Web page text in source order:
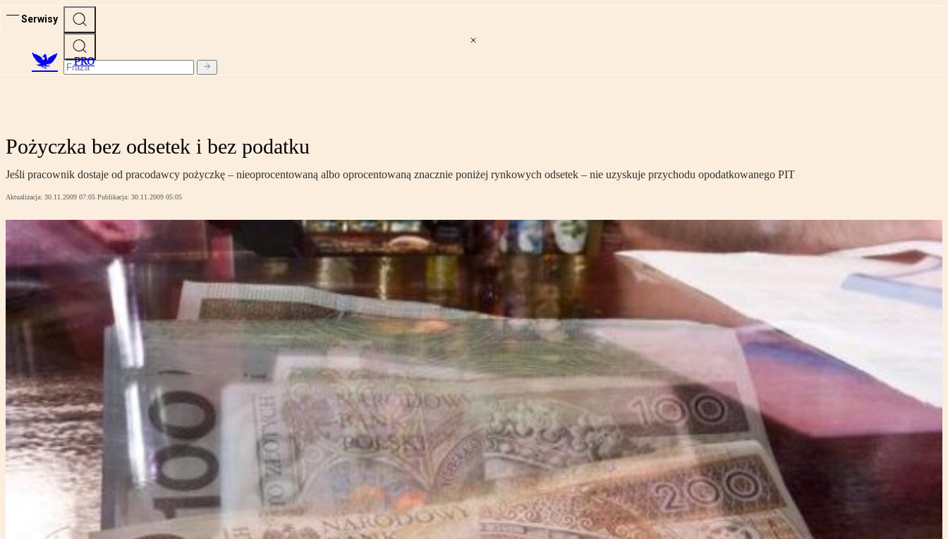
Serwisy
PRO
Pożyczka bez odsetek i bez podatku
Jeśli pracownik dostaje od pracodawcy pożyczkę – nieoprocentowaną albo oprocentowaną znacznie poniżej rynkowych odsetek – nie uzyskuje przychodu opodatkowanego PIT
Aktualizacja: 30.11.2009 07:05 Publikacja: 30.11.2009 05:05